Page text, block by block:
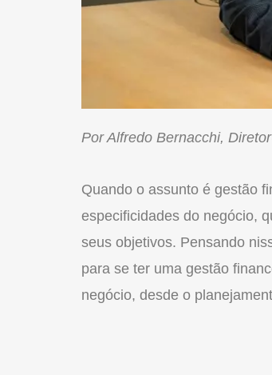
Por Alfredo Bernacchi,
Quando o assunto é gestão
especificidades do negócio,
seus objetivos. Pensando
para se ter uma gestão
negócio, desde o